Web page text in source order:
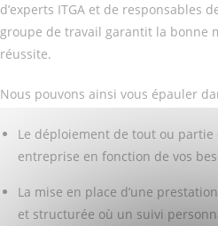
d’experts ITGA et de responsables
groupe de travail garantit la bonne
réussite.
Nous pouvons ainsi vous épauler
Le déploiement de tout ou
entreprise en fonction de vos
La mise en place d’une
et structurée où un suivi